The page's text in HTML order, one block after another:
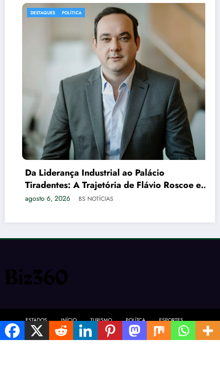
DESTAQUES POLÍTICA
Da Liderança Industrial ao Palácio
Tiradentes: A Trajetória de Flávio Roscoe e o
Xadrez do Vice no PL
agosto 6, 2026 BS NOTÍCIAS
ESTADOS INÍCIO TURISMO POLÍTCA
ESPORTES
AGRO
SAÚDE PETS
ENTRETENIMENTO
NewsBlogger - Magazine & BlogWordPressTema 2026 | Powered BySpiceThemes